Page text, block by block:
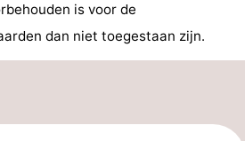
is voor de
dan niet toegestaan zijn.